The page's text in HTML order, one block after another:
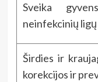
Sveika
neinfekcinių
Širdies ir
korekcijos ir